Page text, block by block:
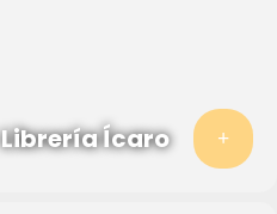
Librería Ícaro